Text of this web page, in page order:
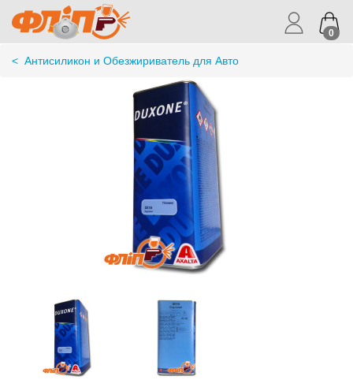
0
< Антисиликон и Обезжириватель для Авто